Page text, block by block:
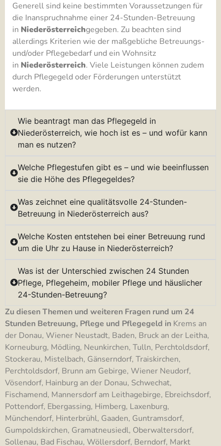
Generell sind keine bestimmten Voraussetzungen für
die Inanspruchnahme einer 24-Stunden-Betreuung
in Niederösterreichgegeben. Zu beachten sind
allerdings Kriterien wie der maßgebliche Betreuungs-
und/oder Pflegebedarf und ein Wohnsitz
in Niederösterreich. Viele Leistungen können zudem
durch Pflegegeld oder Förderungen unterstützt
werden.
Wie beantragt man das Pflegegeld in
Niederösterreich, wie hoch ist es – und wofür kann
man es nutzen?
Welche Pflegestufen gibt es – und wie beeinflussen
sie die Höhe des Pflegegeldes?
Was zeichnet eine qualitätsvolle 24-Stunden-
Betreuung in Niederösterreich aus?
Welche Kosten entstehen bei einer Betreuung rund
um die Uhr zu Hause in Niederösterreich?
Was ist der Unterschied zwischen 24 Stunden
Pflege, Pflegeheim, mobiler Pflege und häuslicher
24-Stunden-Betreuung?
Zu diesen Themen und weiteren Fragen rund um 24
Stunden Betreuung, Pflege und Pflegegeld in Krems an
der Donau, Wiener Neustadt, Baden, Bruck an der Leitha,
Korneuburg, Mödling, Neunkirchen, Tulln, Perchtoldsdorf,
Stockerau, Mistelbach, Gänserndorf, Traiskirchen,
Perchtoldsdorf, Brunn am Gebirge, Wiener Neudorf,
Vösendorf, Hainburg an der Donau, Schwechat,
Fischamend, Mannersdorf am Leithagebirge, Ebreichsdorf,
Pottendorf, Ebergassing, Himberg, Laxenburg,
Münchendorf, Hinterbrühl, Gaaden, Guntramsdorf,
Gumpoldskirchen, Gramatneusiedl, Oberwaltersdorf,
Sollenau, Bad Fischau, Wöllersdorf, Berndorf, Markt